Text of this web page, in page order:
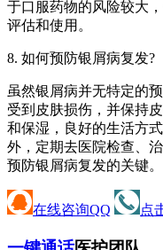
于口服药物的风险较大
评估和使用。
8. 如何预防银屑病复发?
虽然银屑病并无特定的
受到皮肤损伤，并保持
和保湿，良好的生活方
外，定期去医院检查、
预防银屑病复发的关键。
在线咨询QQ 点